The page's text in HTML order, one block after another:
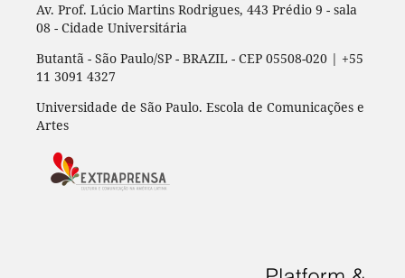
Av. Prof. Lúcio Martins Rodrigues, 443 Prédio 9 - sala
08 - Cidade Universitária
Butantã - São Paulo/SP - BRAZIL - CEP 05508-020 | +55
11 3091 4327
Universidade de São Paulo. Escola de Comunicações e
Artes